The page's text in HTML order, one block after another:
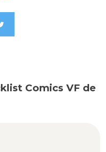
Comics VF de